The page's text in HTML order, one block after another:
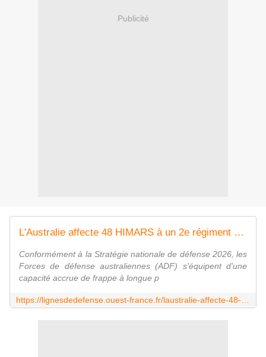
Publicité
L'Australie affecte 48 HIMARS à un 2e régiment d'artillerie à longue portée
Conformément à la Stratégie nationale de défense 2026, les
Forces de défense australiennes (ADF) s'équipent d'une
capacité accrue de frappe à longue p